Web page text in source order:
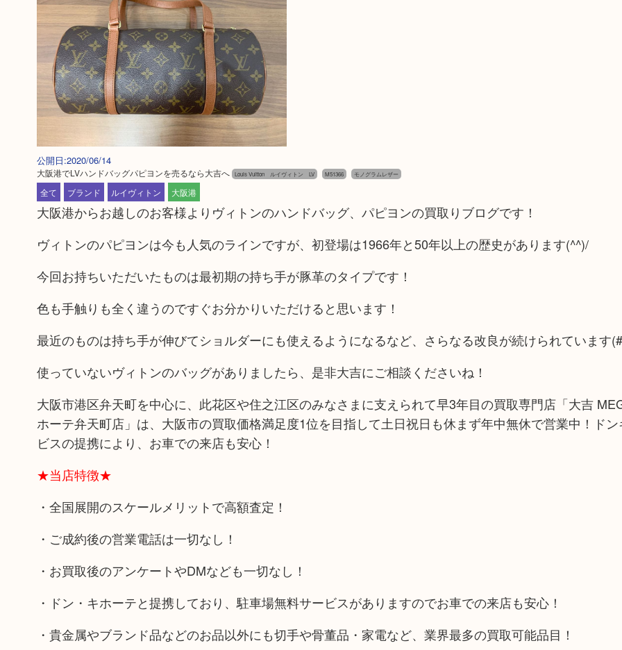
公開日:2020/06/14
大阪港でLVハンドバッグパピヨンを売るなら大吉へ Louis Vuitton ルイヴィトン LV M51366 モノグラムレザー
全て ブランド ルイヴィトン 大阪港
大阪港からお越しのお客様よりヴィトンのハンドバッグ、パピヨンの買取りブログです！
ヴィトンのパピヨンは今も人気のラインですが、初登場は1966年と50年以上の歴史があります(^^)/
今回お持ちいただいたものは最初期の持ち手が豚革のタイプです！
色も手触りも全く違うのですぐお分かりいただけると思います！
最近のものは持ち手が伸びてショルダーにも使えるようになるなど、さらなる改良が続けられています
使っていないヴィトンのバッグがありましたら、是非大吉にご相談くださいね！
大阪市港区弁天町を中心に、此花区や住之江区のみなさまに支えられて早3年目の買取専門店「大吉
ホーテ弁天町店」は、大阪市の買取価格満足度1位を目指して土日祝日も休まず年中無休で営業中！ド
ビスの提携により、お車での来店も安心！
★当店特徴★
・全国展開のスケールメリットで高額査定！
・ご成約後の営業電話は一切なし！
・お買取後のアンケートやDMなども一切なし！
・ドン・キホーテと提携しており、駐車場無料サービスがありますのでお車での来店も安心！
・貴金属やブランド品などのお品以外にも切手や骨董品・家電など、業界最多の買取可能品目！